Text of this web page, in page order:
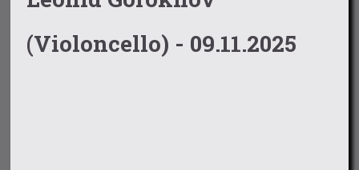
(Violoncello) - 09.11.2025